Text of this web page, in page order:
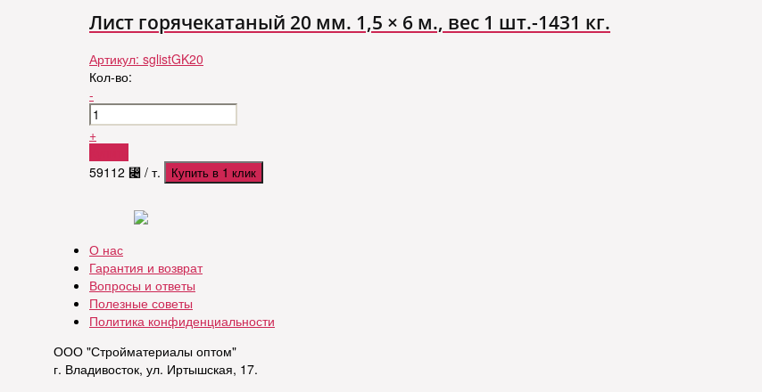
Лист горячекатаный 20 мм. 1,5 × 6 м., вес 1 шт.-1431 кг.
Артикул: sglistGK20
Кол-во:
-
+
59112 ⃄ / т. Купить в 1 клик
О нас
Гарантия и возврат
Вопросы и ответы
Полезные советы
Политика конфиденциальности
ООО "Стройматериалы оптом"
г. Владивосток, ул. Иртышская, 17.